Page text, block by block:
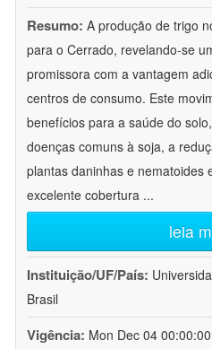
Resumo: A produção de trigo
para o Cerrado, revelando-se
promissora com a vantagem
centros de consumo. Este
benefícios para a saúde do
doenças comuns à soja, a
plantas daninhas e nematoides
excelente cobertura ...
leia
Instituição/UF/País:
Brasil
Vigência: Mon Dec 04